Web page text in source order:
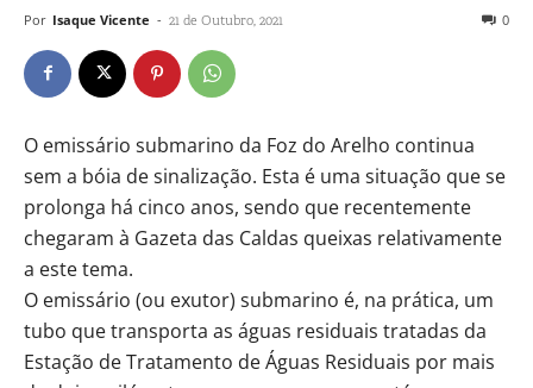
Por Isaque Vicente - 21 de Outubro, 2021 0
O emissário submarino da Foz do Arelho continua
sem a bóia de sinalização. Esta é uma situação que se
prolonga há cinco anos, sendo que recentemente
chegaram à Gazeta das Caldas queixas relativamente
a este tema.
O emissário (ou exutor) submarino é, na prática, um
tubo que transporta as águas residuais tratadas da
Estação de Tratamento de Águas Residuais por mais